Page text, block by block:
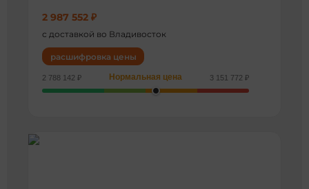
2 987 552 ₽
с доставкой во Владивосток
расшифровка цены
2 788 142 ₽ Нормальная цена 3 151 772 ₽